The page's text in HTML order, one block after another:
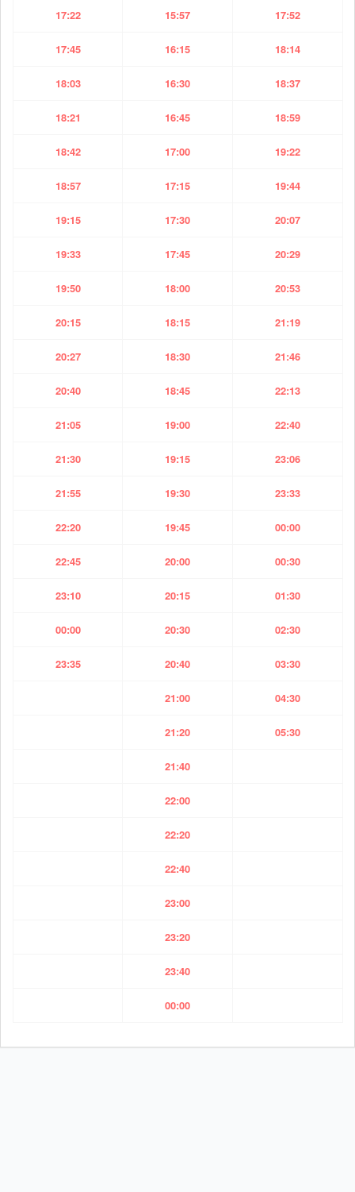
17:22 15:57 17:52
17:45 16:15 18:14
18:03 16:30 18:37
18:21 16:45 18:59
18:42 17:00 19:22
18:57 17:15 19:44
19:15 17:30 20:07
19:33 17:45 20:29
19:50 18:00 20:53
20:15 18:15 21:19
20:27 18:30 21:46
20:40 18:45 22:13
21:05 19:00 22:40
21:30 19:15 23:06
21:55 19:30 23:33
22:20 19:45 00:00
22:45 20:00 00:30
23:10 20:15 01:30
00:00 20:30 02:30
23:35 20:40 03:30
21:00 04:30
21:20 05:30
21:40
22:00
22:20
22:40
23:00
23:20
23:40
00:00